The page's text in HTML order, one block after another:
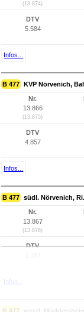
(13.874)
DTV
5.584
Infos...
B 477 KVP Nörvenich,
Nr.
13.866
(13.875)
DTV
4.857
Infos...
B 477 südl. Nörvenich,
Nr.
13.867
(13.876)
DTV
Infos...